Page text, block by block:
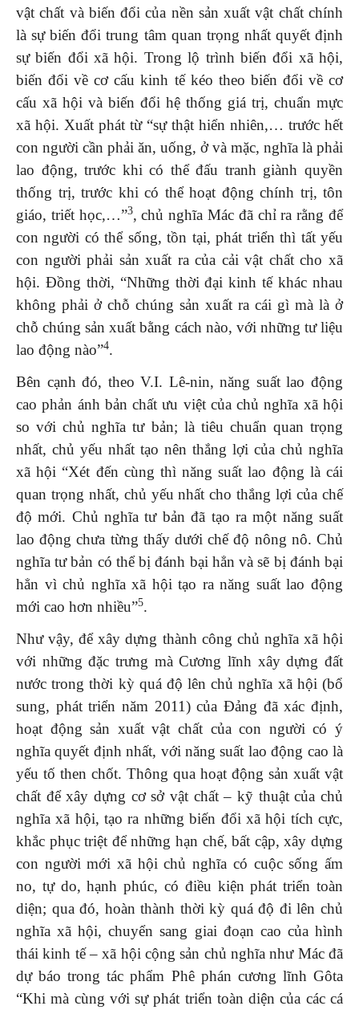
vật chất và biến đổi của nền sản xuất vật chất chính
là sự biến đổi trung tâm quan trọng nhất quyết định
sự biến đổi xã hội. Trong lộ trình biến đổi xã hội,
biến đổi về cơ cấu kinh tế kéo theo biến đổi về cơ
cấu xã hội và biến đổi hệ thống giá trị, chuẩn mực
xã hội. Xuất phát từ “sự thật hiển nhiên,… trước hết
con người cần phải ăn, uống, ở và mặc, nghĩa là phải
lao động, trước khi có thể đấu tranh giành quyền
thống trị, trước khi có thể hoạt động chính trị, tôn
giáo, triết học,…”3, chủ nghĩa Mác đã chỉ ra rằng để
con người có thể sống, tồn tại, phát triển thì tất yếu
con người phải sản xuất ra của cải vật chất cho xã
hội. Đồng thời, “Những thời đại kinh tế khác nhau
không phải ở chỗ chúng sản xuất ra cái gì mà là ở
chỗ chúng sản xuất bằng cách nào, với những tư liệu
lao động nào”4.
Bên cạnh đó, theo V.I. Lê-nin, năng suất lao động
cao phản ánh bản chất ưu việt của chủ nghĩa xã hội
so với chủ nghĩa tư bản; là tiêu chuẩn quan trọng
nhất, chủ yếu nhất tạo nên thắng lợi của chủ nghĩa
xã hội “Xét đến cùng thì năng suất lao động là cái
quan trọng nhất, chủ yếu nhất cho thắng lợi của chế
độ mới. Chủ nghĩa tư bản đã tạo ra một năng suất
lao động chưa từng thấy dưới chế độ nông nô. Chủ
nghĩa tư bản có thể bị đánh bại hẳn và sẽ bị đánh bại
hẳn vì chủ nghĩa xã hội tạo ra năng suất lao động
mới cao hơn nhiều”5.
Như vậy, để xây dựng thành công chủ nghĩa xã hội
với những đặc trưng mà Cương lĩnh xây dựng đất
nước trong thời kỳ quá độ lên chủ nghĩa xã hội (bổ
sung, phát triển năm 2011) của Đảng đã xác định,
hoạt động sản xuất vật chất của con người có ý
nghĩa quyết định nhất, với năng suất lao động cao là
yếu tố then chốt. Thông qua hoạt động sản xuất vật
chất để xây dựng cơ sở vật chất – kỹ thuật của chủ
nghĩa xã hội, tạo ra những biến đổi xã hội tích cực,
khắc phục triệt để những hạn chế, bất cập, xây dựng
con người mới xã hội chủ nghĩa có cuộc sống ấm
no, tự do, hạnh phúc, có điều kiện phát triển toàn
diện; qua đó, hoàn thành thời kỳ quá độ đi lên chủ
nghĩa xã hội, chuyển sang giai đoạn cao của hình
thái kinh tế – xã hội cộng sản chủ nghĩa như Mác đã
dự báo trong tác phẩm Phê phán cương lĩnh Gôta
“Khi mà cùng với sự phát triển toàn diện của các cá